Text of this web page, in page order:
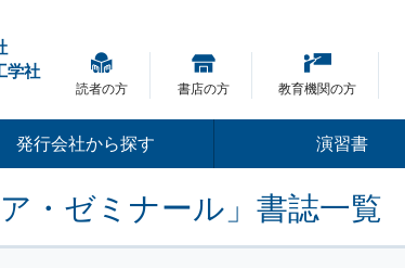
学社
読者の方 書店の方 教育機関の方
発行会社から探す 演習書
・ゼミナール」書誌一覧